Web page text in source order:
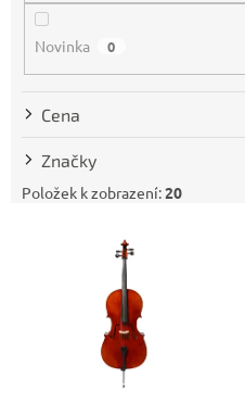
Novinka 0
Cena
Značky
Položek k zobrazení:20